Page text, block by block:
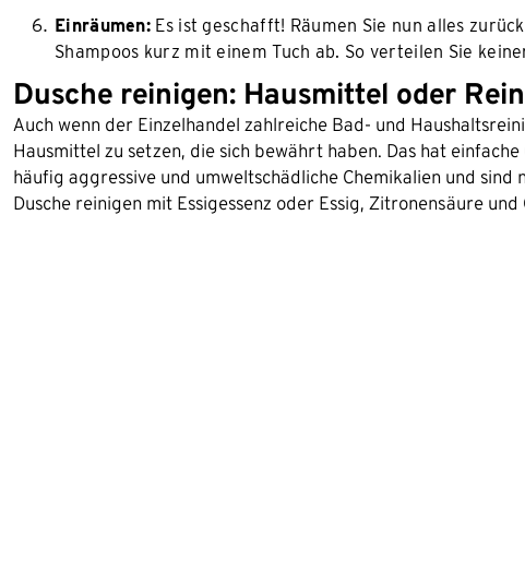
Einräumen: Es ist geschafft! Räumen Sie nun alles
Shampoos kurz mit einem Tuch ab. So verteilen Sie
Dusche reinigen: Hausmittel oder
Auch wenn der Einzelhandel zahlreiche Bad- und
Hausmittel zu setzen, die sich bewährt haben. Das hat
häufig aggressive und umweltschädliche Chemikalien und
Dusche reinigen mit Essigessenz oder Essig, Zitronensäure